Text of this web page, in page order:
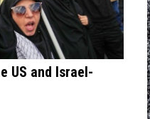
US and Israel-